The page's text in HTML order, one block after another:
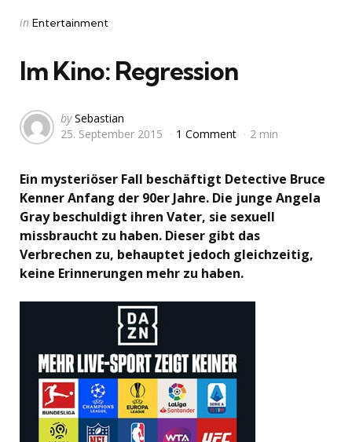
Categories
Posted
in Entertainment
Im Kino: Regression
Posted
by
by Sebastian
25. September 2015
1 Comment 2 min
Ein mysteriöser Fall beschäftigt Detective Bruce
Kenner Anfang der 90er Jahre. Die junge Angela
Gray beschuldigt ihren Vater, sie sexuell
missbraucht zu haben. Dieser gibt das
Verbrechen zu, behauptet jedoch gleichzeitig,
keine Erinnerungen mehr zu haben.